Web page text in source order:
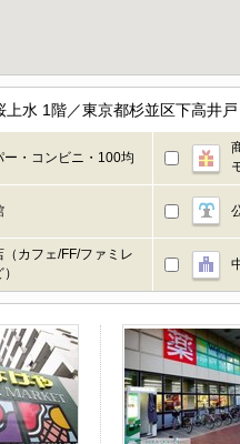
上水 1階／東京都杉並区下高井
ー・コンビニ・100均
（カフェ/FF/ファミレ